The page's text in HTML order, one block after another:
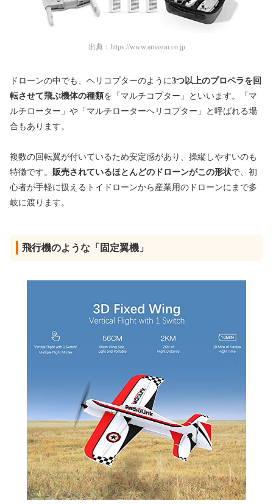
出典： https://www.amazon.co.jp
ドローンの中でも、ヘリコプターのように3つ以上のプロペラを回
転させて飛ぶ機体の種類を「マルチコプター」といいます。「マ
ルチローター」や「マルチローターヘリコプター」と呼ばれる場
合もあります。
複数の回転翼が付いているため安定感があり、操縦しやすいのも
特徴です。 販売されているほとんどのドローンがこの形状で、初
心者が手軽に扱えるトイドローンから産業用のドローンにまで多
岐に渡ります。
飛行機のような「固定翼機」